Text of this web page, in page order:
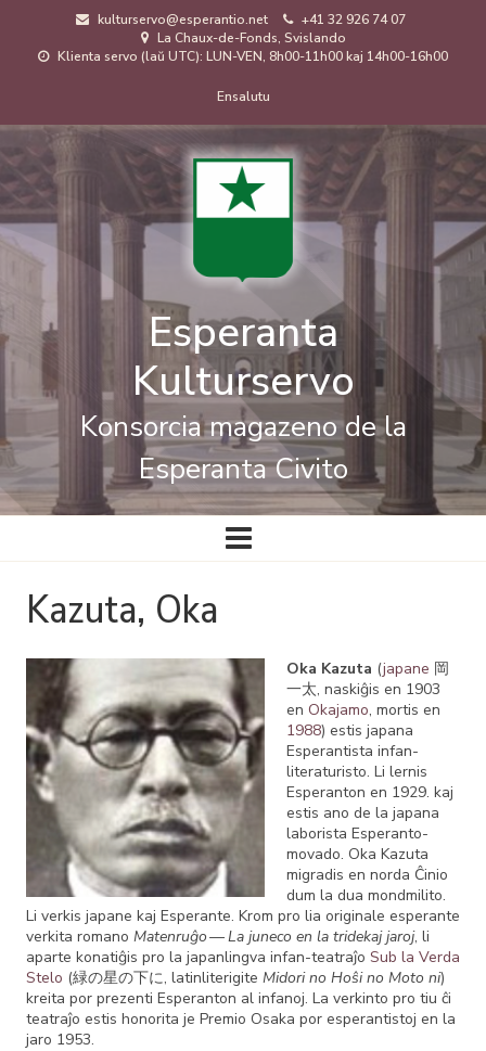
kulturservo@esperantio.net
+41 32 926 74 07
La Chaux-de-Fonds, Svislando
Klienta servo (laŭ UTC): LUN-VEN, 8h00-11h00 kaj 14h00-16h00
de
uzanto
Ensalutu
Esperanta
Kulturservo
Konsorcia magazeno de la
Esperanta Civito
Ĉefa
navigado
Kazuta, Oka
Oka Kazuta (japane 岡
一太, naskiĝis en 1903
en Okajamo, mortis en
1988) estis japana
Esperantista infan-
literaturisto. Li lernis
Esperanton en 1929. kaj
estis ano de la japana
laborista Esperanto-
movado. Oka Kazuta
migradis en norda Ĉinio
dum la dua mondmilito.
Li verkis japane kaj Esperante. Krom pro lia originale esperante
verkita romano Matenruĝo — La juneco en la tridekaj jaroj, li
aparte konatiĝis pro la japanlingva infan-teatraĵo Sub la Verda
Stelo (緑の星の下に, latinliterigite Midori no Hoŝi no Moto ni)
kreita por prezenti Esperanton al infanoj. La verkinto pro tiu ĉi
teatraĵo estis honorita je Premio Osaka por esperantistoj en la
jaro 1953.